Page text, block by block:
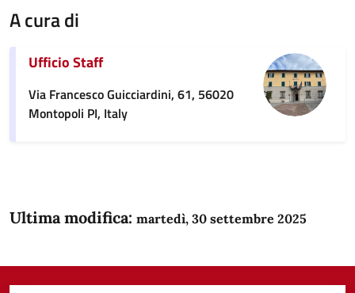
A cura di
Ufficio Staff
Via Francesco Guicciardini, 61, 56020
Montopoli PI, Italy
Ultima modifica: martedì, 30 settembre 2025